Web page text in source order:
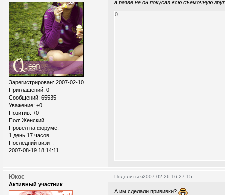
Зарегистрирован: 2007-02-10
Приглашений: 0
Сообщений: 65535
Уважение: +0
Позитив: +0
Пол: Женский
Провел на форуме:
1 день 17 часов
Последний визит:
2007-08-19 18:14:11
а разве не он покусал всю съемочную
0
Поделиться2007-02-26 16:27:15
Юкос
Активный участник
А им сделали прививки?